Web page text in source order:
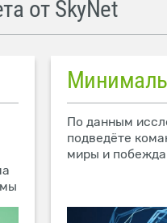
от SkyNet
По данным
подведёте
миры и